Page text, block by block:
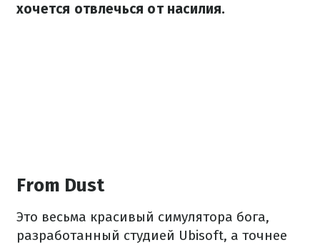
хочется отвлечься от насилия.
From Dust
Это весьма красивый симулятора бога,
разработанный студией Ubisoft, а точнее